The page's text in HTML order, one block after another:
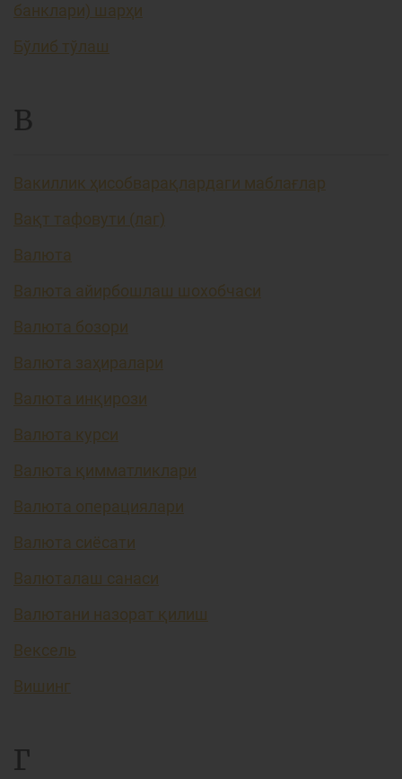
банклари) шарҳи
Бўлиб тўлаш
В
Вакиллик ҳисобварақлардаги маблағлар
Вақт тафовути (лаг)
Валюта
Валюта айирбошлаш шохобчаси
Валюта бозори
Валюта заҳиралари
Валюта инқирози
Валюта курси
Валюта қимматликлари
Валюта операциялари
Валюта сиёсати
Валюталаш санаси
Валютани назорат қилиш
Вексель
Вишинг
Г